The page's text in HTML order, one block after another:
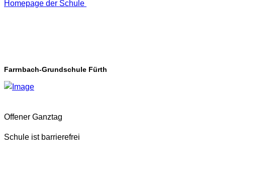
Homepage der Schule
Farrnbach-Grundschule Fürth
Offener Ganztag
Schule ist barrierefrei